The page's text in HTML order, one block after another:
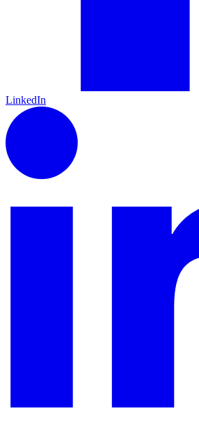
LinkedIn